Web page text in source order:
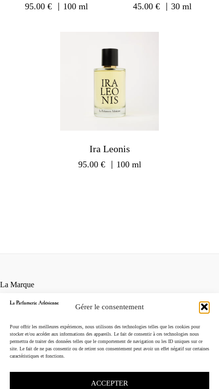
Gérer le consentement
Pour offrir les meilleures expériences, nous utilisons des technologies telles que les cookies pour
stocker et/ou accéder aux informations des appareils. Le fait de consentir à ces technologies nous
permettra de traiter des données telles que le comportement de navigation ou les ID uniques sur ce
site. Le fait de ne pas consentir ou de retirer son consentement peut avoir un effet négatif sur certaines
caractéristiques et fonctions.
ACCEPTER
95.00€ ｜100 ml 45.00€ ｜30 ml
Ira Leonis
95.00 € ｜100 ml
La Marque
Conditions générales de vente
Mentions légales
Instagram